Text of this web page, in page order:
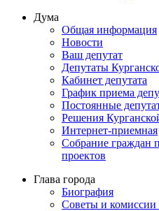
Дума
Общая информация
Новости
Ваш депутат
Депутаты
Кабинет депутата
График приема
Постоянные
Решения
Интернет-приемная
Собрание граждан
проектов
Глава города
Биография
Советы и комиссии